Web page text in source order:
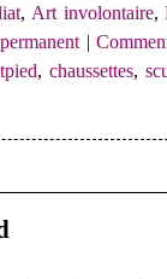
, Art involontaire,
|
, chaussettes,